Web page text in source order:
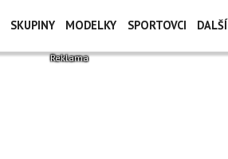
SKUPINY MODELKY SPORTOVCI DALŠÍ